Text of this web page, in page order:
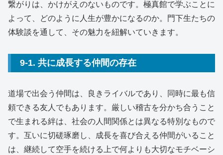
繋がりは、かけがえのないものです。極真館で学ぶことに
よって、どのように人生が豊かになるのか。門下生たちの
体験談を通して、その魅力を紐解いていきます。
9-1. 共に成長する仲間の存在
道場で出会う仲間は、良きライバルであり、同時に最も信
頼できる友人でもあります。厳しい稽古を分かち合うこと
で生まれる絆は、社会の人間関係とは異なる特別なもので
す。互いに切磋琢磨し、成長を喜び合える仲間がいること
は、継続して空手を続ける上で何よりも大切なモチベーシ